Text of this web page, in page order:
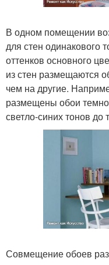
В одном помещении
для стен одинакового
оттенков основного
из стен размещаются
чем на другие.
размещены обои
светло-синих тонов до
Совмещение обоев